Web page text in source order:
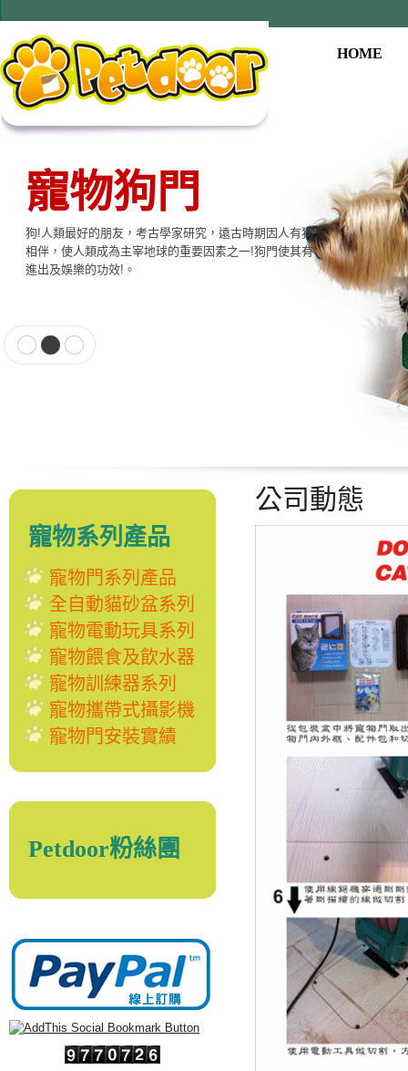
HOME
寵物狗門
狗!人類最好的朋友，考古學家研究，遠古時期因人有狗
相伴，使人類成為主宰地球的重要因素之一!狗門使其有
進出及娛樂的功效!。
寵物系列產品
寵物門系列產品
全自動貓砂盆系列
寵物電動玩具系列
寵物餵食及飲水器
寵物訓練器系列
寵物攜帶式攝影機
寵物門安裝實績
Petdoor粉絲團
公司動態